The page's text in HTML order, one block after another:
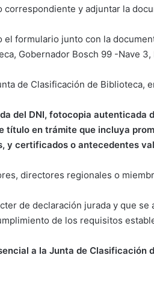
y adjuntar la
formulario junto con la
Gobernador Bosch 99 -Nave 3,
de Clasificación de Biblioteca,
del DNI, fotocopia
en trámite que incluya
y certificados o antecedentes
directores regionales o
de declaración jurada y que
de los requisitos
a la Junta de